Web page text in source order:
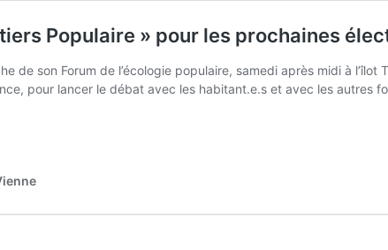
Populaire » pour les prochaines
de son Forum de l’écologie populaire, samedi après midi à
pour lancer le débat avec les habitant.e.s et avec les autres